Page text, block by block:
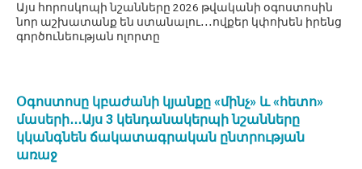
Այս հորոսկոպի նշանները 2026 թվականի օգոստոսին
նոր աշխատանք են ստանալու․․․ովքեր կփոխեն իրենց
գործունեության ոլորտը
Օգոստոսը կբաժանի կյանքը «մինչ» և «հետո»
մասերի․․․Այս 3 կենդանակերպի նշանները
կկանգնեն ճակատագրական ընտրության
առաջ